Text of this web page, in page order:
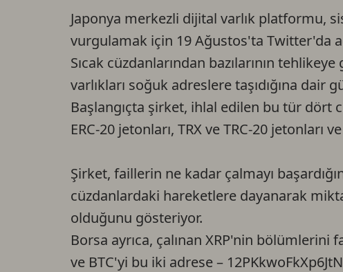
Japonya merkezli dijital varlık platformu,
vurgulamak için 19 Ağustos'ta Twitter'da
Sıcak cüzdanlarından bazılarının
varlıkları soğuk adreslere taşıdığına dair
Başlangıçta şirket, ihlal edilen bu tür dört
ERC-20 jetonları, TRX ve TRC-20 jetonları
Şirket, faillerin ne kadar çalmayı
cüzdanlardaki hareketlere dayanarak
olduğunu gösteriyor.
Borsa ayrıca, çalınan XRP'nin bölümlerini
ve BTC'yi bu iki adrese –